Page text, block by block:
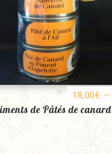
de Pâtés de canard
18,00€ –